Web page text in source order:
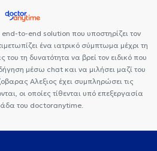
to-end solution που υποστηρίζει τον
ένα ιατρικό σύμπτωμα μέχρι τη
του τη δυνατότητα να βρεί τον ειδικό που
μέσω chat και να μιλήσει μαζί του
Αλεξιος έχει συμπληρώσει τις
οι οποίες τίθενται υπό επεξεργασία
του doctoranytime.